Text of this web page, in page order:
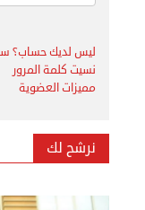
ليس لديك حساب؟
نسيت كلمة المرور
مميزات العضوية
نرشح لك